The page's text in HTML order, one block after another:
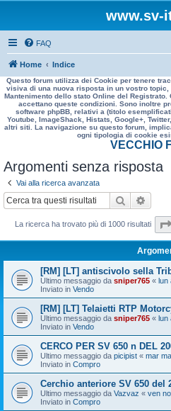
www.sv-
FAQ
Home Indice
Questo forum utilizza dei Cookie per tenere
visiva di una nuova risposta in un vostro
Mantenimento dello stato Online del
accettano queste condizioni. Sono inoltre
software phpBB, relativi a (titolo
Youtube, ImageShack, Histats, Google+,
altri siti. La navigazione su questo forum,
ogni tipologia di cookie
VECCHIO
Argomenti senza risposta
Vai alla ricerca avanzata
Cerca
La ricerca ha trovato più di 1000 risultati
[RM] [LT] antiscivolo sella
Ultimo messaggio da sniper765 « lun
Inviato in Vendo
[RM] [LT] Telaietti RTP
Ultimo messaggio da sniper765 « lun
Inviato in Vendo
CERCO PER SV 650 n DEL
Ultimo messaggio da picipist « mar
Inviato in Compro
Cerchio anteriore SV 650 del
Ultimo messaggio da Vazvaz « ven
Inviato in Compro